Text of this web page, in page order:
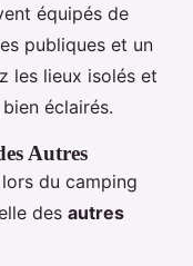
équipés de
publiques et un
les lieux isolés et
éclairés.
Autres
lors du camping
des autres